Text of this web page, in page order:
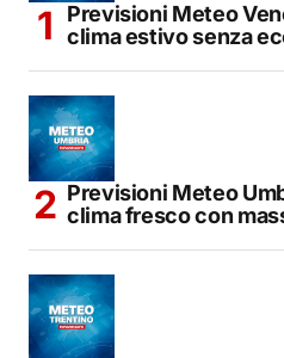
Previsioni Meteo
clima estivo senza
Previsioni Meteo
clima fresco con